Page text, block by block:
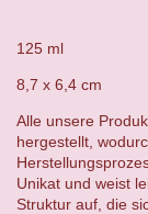
125 ml
8,7 x 6,4 cm
Alle unsere
hergestellt,
Unikat und weist
Struktur auf, die